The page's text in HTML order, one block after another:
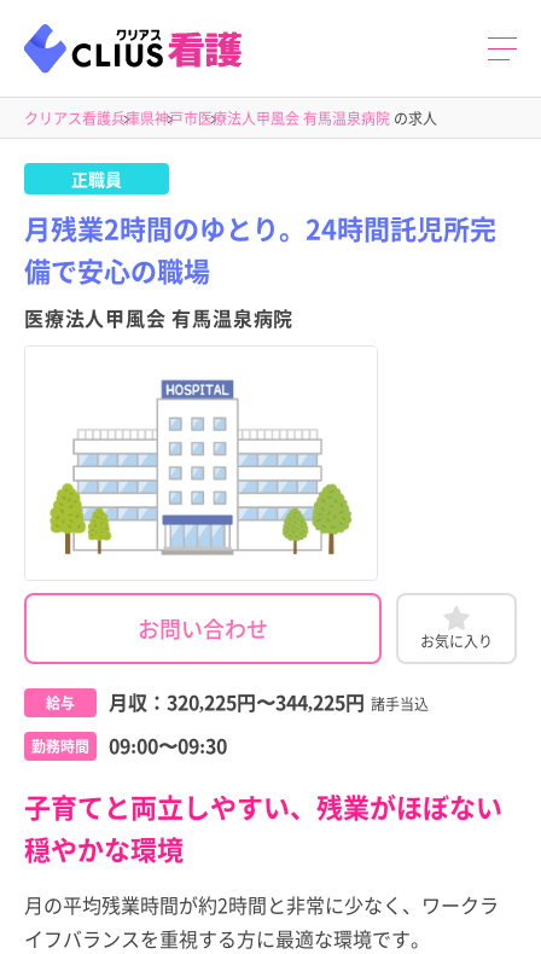
クリアス看護兵庫県神戸市医療法人甲風会 有馬温泉病院 の求人
正職員
月残業2時間のゆとり。24時間託児所完
備で安心の職場
医療法人甲風会 有馬温泉病院
お問い合わせ お気に入り
給与 月収： 320,225円〜344,225円 諸手当込
勤務時間 09:00〜09:30
子育てと両立しやすい、残業がほぼない
穏やかな環境
月の平均残業時間が約2時間と非常に少なく、ワークラ
イフバランスを重視する方に最適な環境です。